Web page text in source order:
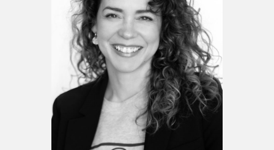
Espace enseignant·e·s
Espace pro